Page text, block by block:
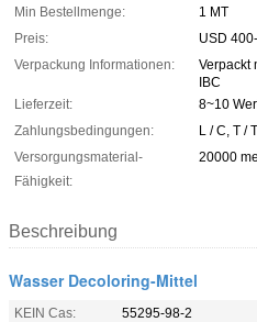
Min Bestellmenge:
1 MT
Preis:
USD
Verpackung Informationen:
Verpackt
IBC
Lieferzeit:
8~10
Zahlungsbedingungen:
L / C, T /
Versorgungsmaterial-
Fähigkeit:
20000
Beschreibung
Wasser Decoloring-Mittel
KEIN Cas:
55295-98-2